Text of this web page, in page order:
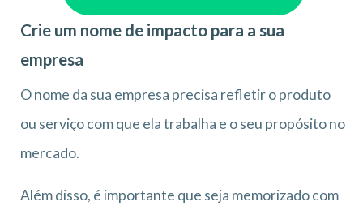
Crie um nome de impacto para a sua
empresa
O nome da sua empresa precisa refletir o produto
ou serviço com que ela trabalha e o seu propósito no
mercado.
Além disso, é importante que seja memorizado com